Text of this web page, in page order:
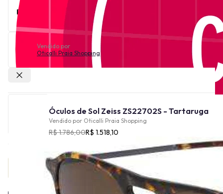
Este produto está indisponível no momento.
Vendido por
Oticalli Praia Shopping
Óculos de Sol Zeiss ZS22702S - Tartaruga
Vendido por Oticalli Praia Shopping
R$ 1.786,00R$ 1.518,10